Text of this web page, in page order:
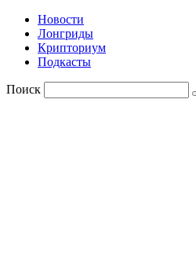
Новости
Лонгриды
Крипториум
Подкасты
Поиск